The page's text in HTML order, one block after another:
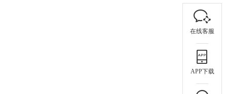
在线客服
APP下载